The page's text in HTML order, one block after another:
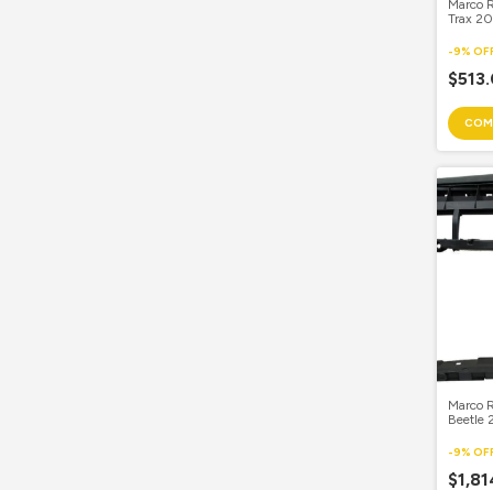
Marco
Trax
-9%
Marco
Beetle
-9%